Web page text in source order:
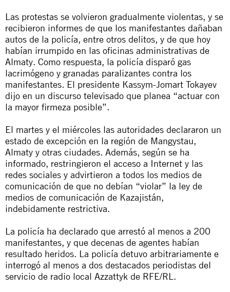
Las protestas se volvieron gradualmente violentas, y se
recibieron informes de que los manifestantes dañaban
autos de la policía, entre otros delitos, y de que hoy
habían irrumpido en las oficinas administrativas de
Almaty. Como respuesta, la policía disparó gas
lacrimógeno y granadas paralizantes contra los
manifestantes. El presidente Kassym-Jomart Tokayev
dijo en un discurso televisado que planea “actuar con
la mayor firmeza posible”.
El martes y el miércoles las autoridades declararon un
estado de excepción en la región de Mangystau,
Almaty y otras ciudades. Además, según se ha
informado, restringieron el acceso a Internet y las
redes sociales y advirtieron a todos los medios de
comunicación de que no debían “violar” la ley de
medios de comunicación de Kazajistán,
indebidamente restrictiva.
La policía ha declarado que arrestó al menos a 200
manifestantes, y que decenas de agentes habían
resultado heridos. La policía detuvo arbitrariamente e
interrogó al menos a dos destacados periodistas del
servicio de radio local Azzattyk de RFE/RL.